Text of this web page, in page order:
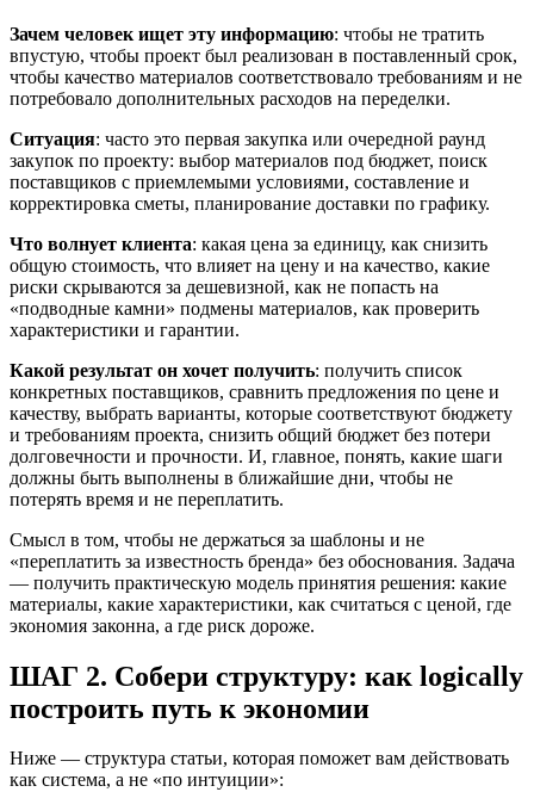
Зачем человек ищет эту информацию: чтобы не тратить
впустую, чтобы проект был реализован в поставленный срок,
чтобы качество материалов соответствовало требованиям и не
потребовало дополнительных расходов на переделки.
Ситуация: часто это первая закупка или очередной раунд
закупок по проекту: выбор материалов под бюджет, поиск
поставщиков с приемлемыми условиями, составление и
корректировка сметы, планирование доставки по графику.
Что волнует клиента: какая цена за единицу, как снизить
общую стоимость, что влияет на цену и на качество, какие
риски скрываются за дешевизной, как не попасть на
«подводные камни» подмены материалов, как проверить
характеристики и гарантии.
Какой результат он хочет получить: получить список
конкретных поставщиков, сравнить предложения по цене и
качеству, выбрать варианты, которые соответствуют бюджету
и требованиям проекта, снизить общий бюджет без потери
долговечности и прочности. И, главное, понять, какие шаги
должны быть выполнены в ближайшие дни, чтобы не
потерять время и не переплатить.
Смысл в том, чтобы не держаться за шаблоны и не
«переплатить за известность бренда» без обоснования. Задача
— получить практическую модель принятия решения: какие
материалы, какие характеристики, как считаться с ценой, где
экономия законна, а где риск дороже.
ШАГ 2. Собери структуру: как logically
построить путь к экономии
Ниже — структура статьи, которая поможет вам действовать
как система, а не «по интуиции»: